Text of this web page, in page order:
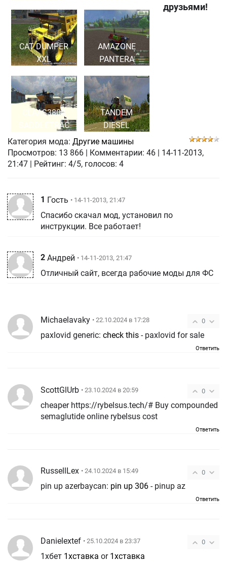
CAT DUMPER
XXL
AMAZONE
PANTERA
CLAAS3800
SADDLETRAC
TANDEM
DIESEL
друзьями!
Категория мода: Другие машины
Просмотров: 13 866 Комментарии: 46
14-11-2013,
21:47
| Рейтинг: 4/5, голосов: 4
1 Гость • 14-11-2013, 21:47
Спасибо скачал мод, установил по
инструкции. Все работает!
2 Андрей • 14-11-2013, 21:47
Отличный сайт, всегда рабочие моды для ФС
0
Michaelavaky • 22.10.2024 в 17:28
paxlovid generic: check this - paxlovid for sale
Ответить
0
ScottGlUrb • 23.10.2024 в 20:59
cheaper https://rybelsus.tech/# Buy compounded
semaglutide online rybelsus cost
Ответить
0
RussellLex • 24.10.2024 в 15:49
pin up azerbaycan: pin up 306 - pinup az
Ответить
0
Danielextef • 25.10.2024 в 23:37
1хбет 1хставка or 1хставка